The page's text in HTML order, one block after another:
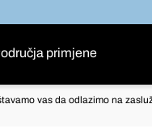
primjene
vas da odlazimo na